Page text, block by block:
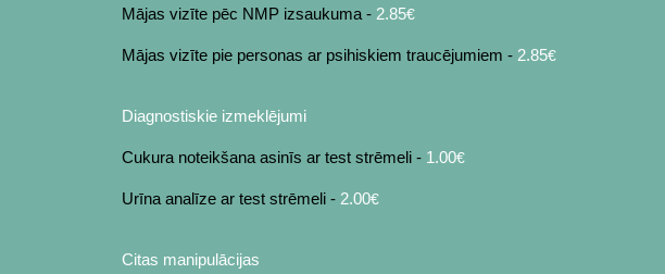
Mājas vizīte pēc NMP izsaukuma - 2.85€
Mājas vizīte pie personas ar psihiskiem traucējumiem - 2.85€
Diagnostiskie izmeklējumi
Cukura noteikšana asinīs ar test strēmeli - 1.00€
Urīna analīze ar test strēmeli - 2.00€
Citas manipulācijas